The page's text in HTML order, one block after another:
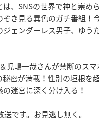
は、SNSの世界で神と崇め
ぞき見る異色のガチ番組！
ェンダーレス男子、ゆう
児嶋一哉さんが禁断のスマ
秘密が満載！性別の垣根を
迷宮に深く分け入る！
です。お見逃し無く。